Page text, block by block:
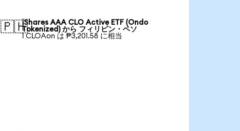
🇵🇭iShares AAA CLO Active ETF (Ondo
Tokenized) から フィリピン・ペソ
1 CLOAon は ₱3,201.58 に相当